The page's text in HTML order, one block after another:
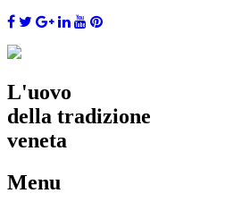
L'uovo
della tradizione
veneta
Menu